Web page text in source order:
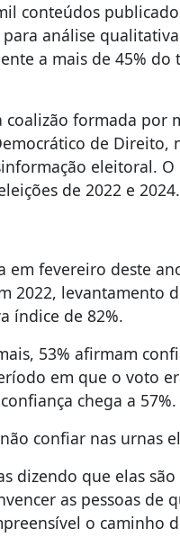
conteúdos
análise
a mais de 45%
coalizão formada por
de Direito,
eleitoral.
de 2022 e 2024.
em fevereiro deste
2022, levantamento
índice de 82%.
53% afirmam
em que o voto
chega a 57%.
confiar nas urnas
dizendo que elas
as pessoas de
o caminho